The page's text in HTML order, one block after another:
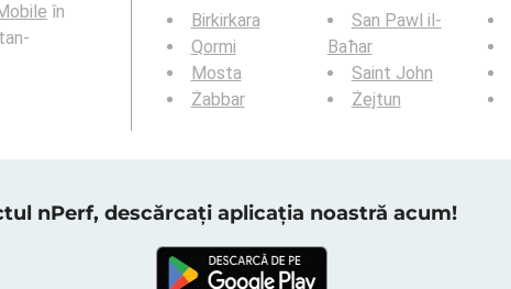
în
Birkirkara
Qormi
Mosta
Żabbar
San Pawl il-
Baħar
Saint John
Żejtun
nPerf, descărcați aplicația noastră acum!